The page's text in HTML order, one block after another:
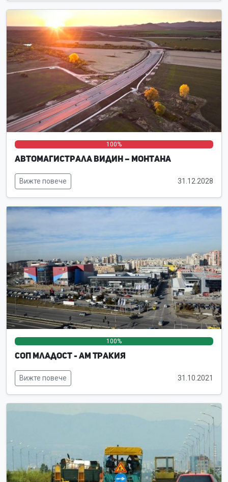
0%
0% 100%
Автомагистрала Видин – Монтана
Вижте повече 31.12.2028
100%
СОП Младост - АМ Тракия
Вижте повече 31.10.2021